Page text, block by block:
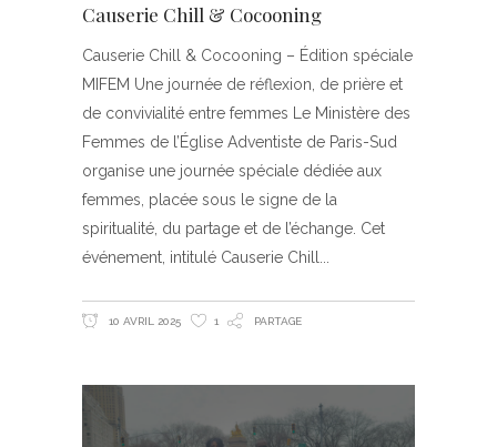
Causerie Chill & Cocooning
Causerie Chill & Cocooning – Édition spéciale
MIFEM Une journée de réflexion, de prière et
de convivialité entre femmes Le Ministère des
Femmes de l’Église Adventiste de Paris-Sud
organise une journée spéciale dédiée aux
femmes, placée sous le signe de la
spiritualité, du partage et de l’échange. Cet
événement, intitulé Causerie Chill
10 AVRIL 2025 1 PARTAGE